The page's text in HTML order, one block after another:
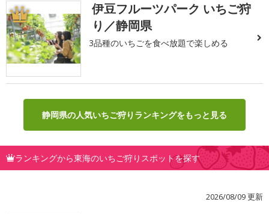
1
伊豆フルーツパーク いちご狩
り／静岡県
3品種のいちごを食べ放題で楽しめる
静岡県の人気いちご狩りランキングをもっと見る
ランキングから東海のいちご狩りスポットを探す
2026/08/09 更新